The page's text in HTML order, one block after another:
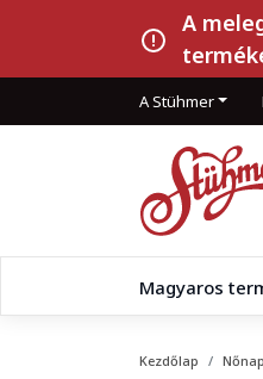
A
A Stühmer
Magyaros
Kezdőlap